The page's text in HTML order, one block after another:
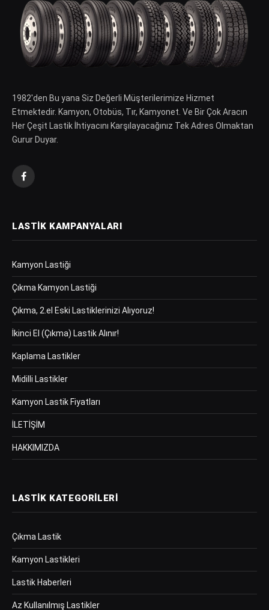
1982′den Bu yana Siz Değerli Müşterilerimize Hizmet
Etmektedir. Kamyon, Otobüs, Tır, Kamyonet. Ve Bir Çok Aracın
Her Çeşit Lastik İhtiyacını Karşılayacağınız Tek Adres Olmaktan
Gurur Duyar.
Facebook
LASTIK KAMPANYALARI
Kamyon Lastiği
Çıkma Kamyon Lastiği
Çıkma, 2.el Eski Lastiklerinizi Alıyoruz!
İkinci El (Çıkma) Lastik Alınır!
Kaplama Lastikler
Midilli Lastikler
Kamyon Lastik Fiyatları
İLETİŞİM
HAKKIMIZDA
LASTIK KATEGORILERI
Çıkma Lastik
Kamyon Lastikleri
Lastik Haberleri
Az Kullanılmış Lastikler